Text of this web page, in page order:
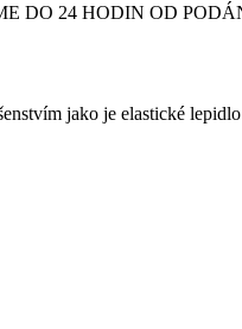
DO 24 HODIN OD
jako je elastické